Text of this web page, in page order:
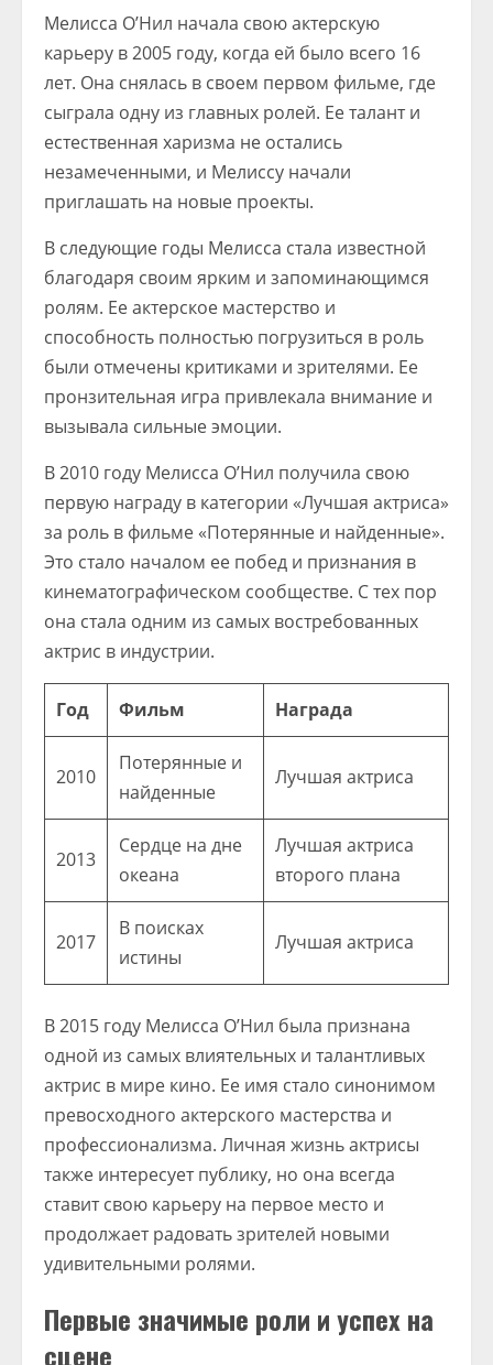
Мелисса О’Нил начала свою актерскую
карьеру в 2005 году, когда ей было всего 16
лет. Она снялась в своем первом фильме, где
сыграла одну из главных ролей. Ее талант и
естественная харизма не остались
незамеченными, и Мелиссу начали
приглашать на новые проекты.
В следующие годы Мелисса стала известной
благодаря своим ярким и запоминающимся
ролям. Ее актерское мастерство и
способность полностью погрузиться в роль
были отмечены критиками и зрителями. Ее
пронзительная игра привлекала внимание и
вызывала сильные эмоции.
В 2010 году Мелисса О’Нил получила свою
первую награду в категории «Лучшая актриса»
за роль в фильме «Потерянные и найденные».
Это стало началом ее побед и признания в
кинематографическом сообществе. С тех пор
она стала одним из самых востребованных
актрис в индустрии.
Год Фильм Награда
2010
Потерянные и
найденные
Лучшая актриса
2013
Сердце на дне
океана
Лучшая актриса
второго плана
2017
В поисках
истины
Лучшая актриса
В 2015 году Мелисса О’Нил была признана
одной из самых влиятельных и талантливых
актрис в мире кино. Ее имя стало синонимом
превосходного актерского мастерства и
профессионализма. Личная жизнь актрисы
также интересует публику, но она всегда
ставит свою карьеру на первое место и
продолжает радовать зрителей новыми
удивительными ролями.
Первые значимые роли и успех на
сцене